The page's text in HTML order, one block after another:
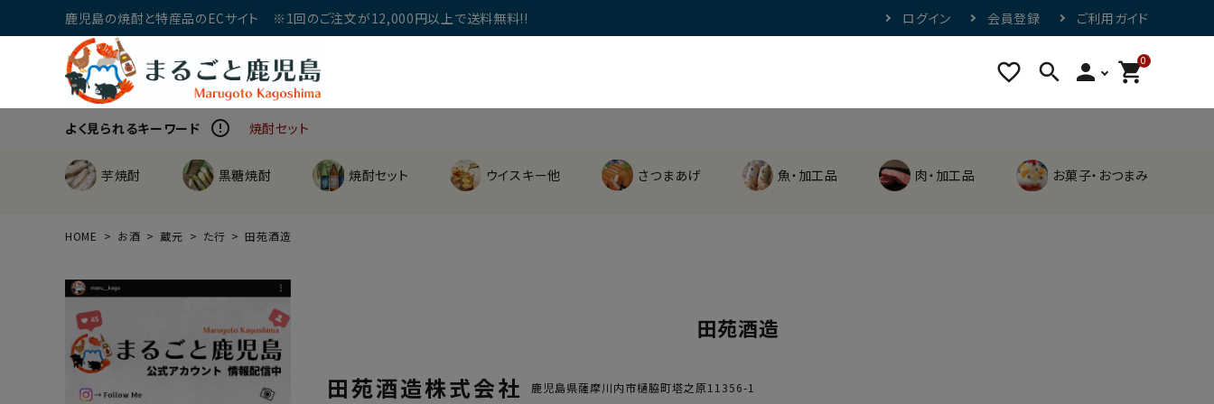
鹿児島の焼酎と特産品のECサイト ※1回のご注文が12,000円以上で送料無料!! ログイン 会員登録 ご利用ガイド
favorite_border search person 0
shopping_cart
よく見られるキーワード error_outline 焼酎セット
芋焼酎 黒糖焼酎 焼酎セット ウイスキー他 さつまあげ 魚・加工品 肉・加工品 お菓子・おつまみ
HOME お酒 蔵元 た行 田苑酒造
田苑酒造
田苑酒造株式会社 鹿児島県薩摩川内市樋脇町塔之原11356-1